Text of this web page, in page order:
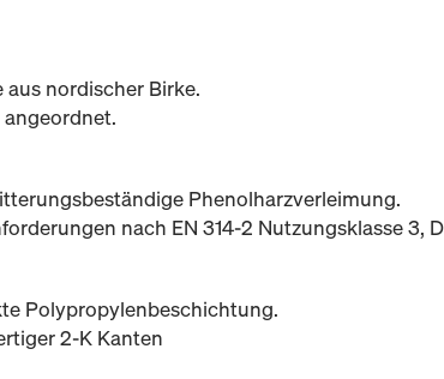
nordischer Birke.
angeordnet.
Phenolharzverleimung.
nach EN 314-2 Nutzungsklasse 3,
Polypropylenbeschichtung.
2-K Kanten